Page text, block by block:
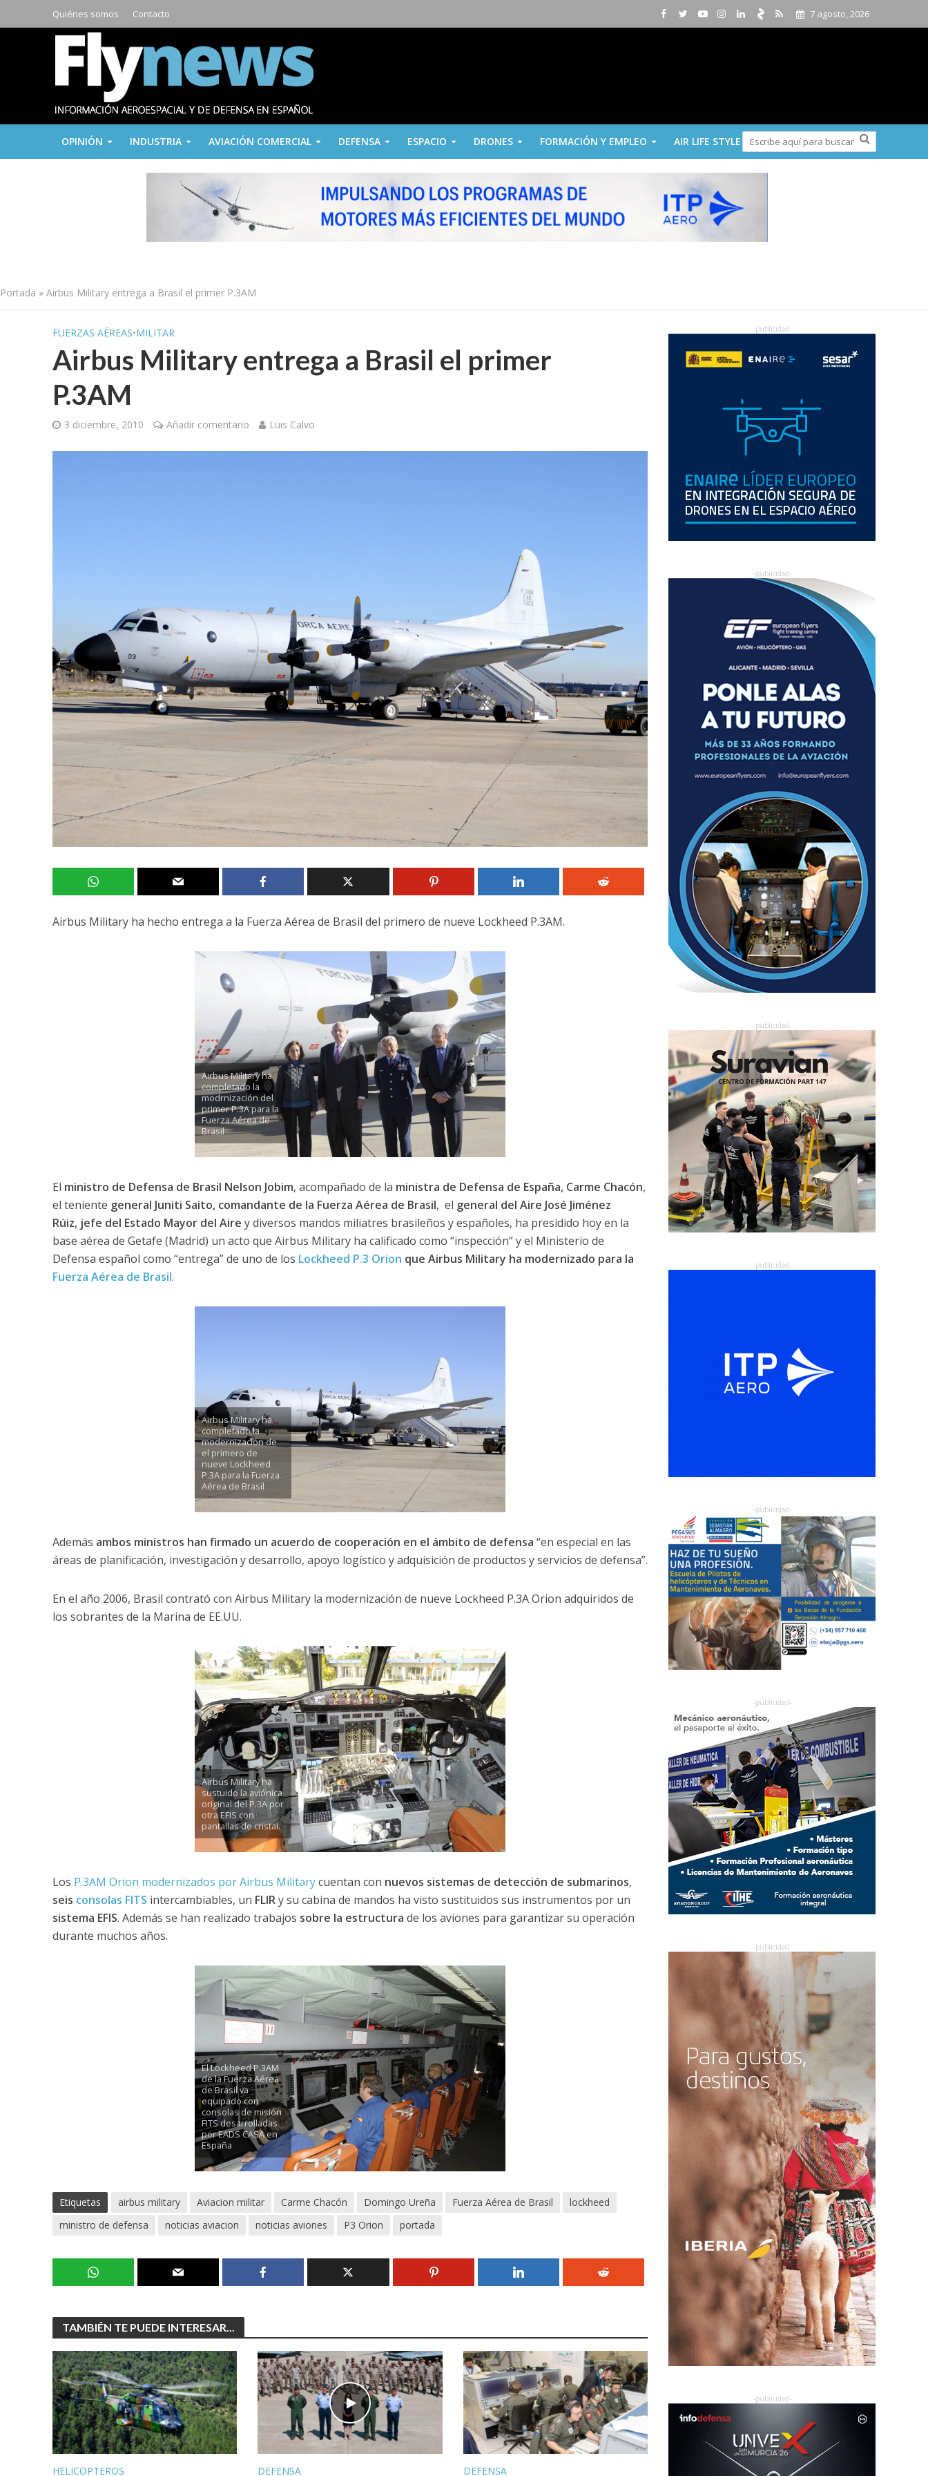
Quiénes somos Contacto 7 agosto, 2026
OPINIÓN INDUSTRIA AVIACIÓN COMERCIAL DEFENSA ESPACIO DRONES FORMACIÓN Y EMPLEO AIR LIFE STYLE
Portada » Airbus Military entrega a Brasil el primer P.3AM
FUERZAS AÉREAS•MILITAR
Airbus Military entrega a Brasil el primer
P.3AM
3 diciembre, 2010 Añadir comentario Luis Calvo
Airbus Military ha hecho entrega a la Fuerza Aérea de Brasil del primero de nueve Lockheed P.3AM.
Airbus Military ha
completado la
modrnización del
primer P.3A para la
Fuerza Aérea de
Brasil
El ministro de Defensa de Brasil Nelson Jobim, acompañado de la ministra de Defensa de España, Carme Chacón,
el teniente general Juniti Saito, comandante de la Fuerza Aérea de Brasil, el general del Aire José Jiménez
Rúiz, jefe del Estado Mayor del Aire y diversos mandos miliatres brasileños y españoles, ha presidido hoy en la
base aérea de Getafe (Madrid) un acto que Airbus Military ha calificado como “inspección” y el Ministerio de
Defensa español como “entrega” de uno de los Lockheed P.3 Orion que Airbus Military ha modernizado para la
Fuerza Aérea de Brasil.
Airbus Military ha
completado la
modernización de
el primero de
nueve Lockheed
P.3A para la Fuerza
Aérea de Brasil
Además ambos ministros han firmado un acuerdo de cooperación en el ámbito de defensa “en especial en las
áreas de planificación, investigación y desarrollo, apoyo logístico y adquisición de productos y servicios de defensa”.
En el año 2006, Brasil contrató con Airbus Military la modernización de nueve Lockheed P.3A Orion adquiridos de
los sobrantes de la Marina de EE.UU.
Airbus Military ha
sustuido la aviónica
original del P.3A por
otra EFIS con
pantallas de cristal.
Los P.3AM Orion modernizados por Airbus Militarycuentan con nuevos sistemas de detección de submarinos,
seis consolas FITS intercambiables, un FLIRy su cabina de mandos ha visto sustituidos sus instrumentos por un
sistema EFIS. Además se han realizado trabajos sobre la estructura de los aviones para garantizar su operación
durante muchos años.
El Lockheed P.3AM
de la Fuerza Aérea
de Brasil va
equipado con
consolas de misión
FITS desarrolladas
por EADS CASA en
España
Etiquetas airbus military Aviacion militar Carme Chacón Domingo Ureña Fuerza Aérea de Brasil
lockheed
ministro de defensa
noticias aviacion noticias aviones P3 Orion portada
TAMBIÉN TE PUEDE INTERESAR...
HELICOPTEROS DEFENSA DEFENSA